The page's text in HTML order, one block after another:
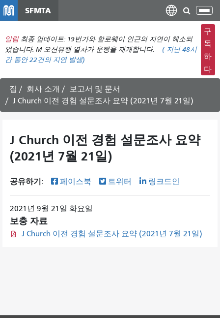
텐
츠
건
너
뛰
기
SFMTA
탐
색
메
뉴
전
환
알림 최종 업데이트: 19번가와 할로웨이 인근의 지연이 해소되
었습니다. M 오션뷰행 열차가 운행을 재개합니다.
( 지난 48시
간 동안22건의 지연 발생)
구
독
하
다
집 회사 소개
보고서 및 문서
J Church 이전 경험 설문조사 요약 (2021년 7월 21일)
J Church 이전 경험 설문조사 요약
(2021년 7월 21일)
공유하기: 페이스북 트위터 링크드인
2021년 9월 21일 화요일
보충 자료
J Church 이전 경험 설문조사 요약 (2021년 7월 21일)